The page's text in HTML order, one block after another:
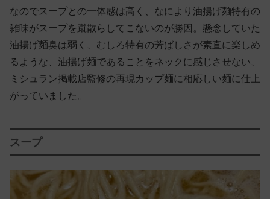
なのでスープとの一体感は高く、なにより油揚げ麺特有の
雑味がスープを蹴散らしてこないのが勝因。懸念していた
油揚げ麺臭は弱く、むしろ特有の芳ばしさが素直に楽しめ
るような、油揚げ麺であることをネックに感じさせない、
ミシュラン掲載店監修の再現カップ麺に相応しい麺に仕上
がっていました。
スープ